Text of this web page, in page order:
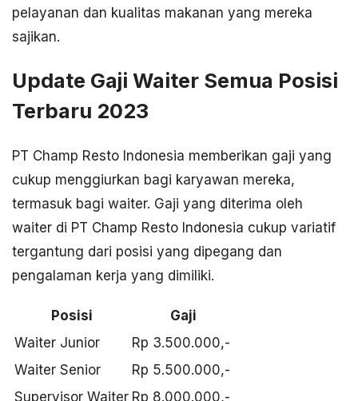
pelayanan dan kualitas makanan yang mereka
sajikan.
Update Gaji Waiter Semua Posisi
Terbaru 2023
PT Champ Resto Indonesia memberikan gaji yang
cukup menggiurkan bagi karyawan mereka,
termasuk bagi waiter. Gaji yang diterima oleh
waiter di PT Champ Resto Indonesia cukup variatif
tergantung dari posisi yang dipegang dan
pengalaman kerja yang dimiliki.
Posisi
Gaji
Waiter Junior
Rp 3.500.000,-
Waiter Senior
Rp 5.500.000,-
Supervisor Waiter Rp 8.000.000,-